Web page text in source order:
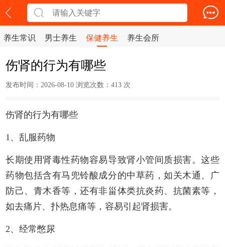
养生常识 男士养生 保健养生 养生会所
伤肾的行为有哪些
发布时间：2026-08-10 浏览次数：413 次
伤肾的行为有哪些
1、乱服药物
长期使用肾毒性药物容易导致肾小管间质损害。这些
药物包括含有马兜铃酸成分的中草药，如关木通、广
防己、青木香等，还有非甾体类抗炎药、抗菌素等，
如去痛片、扑热息痛等，容易引起肾损害。
2、经常憋尿